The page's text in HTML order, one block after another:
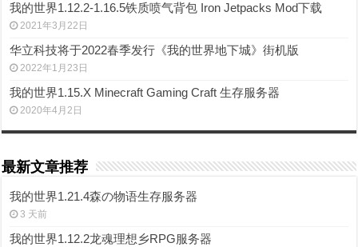
我的世界1.12.2-1.16.5铁质喷气背包 Iron Jetpacks Mod下载
2021年3月22日
华立科技将于2022春季发行《我的世界地下城》街机版
2022年1月23日
我的世界1.15.X Minecraft Gaming Craft 生存服务器
2020年4月2日
最新文章推荐
我的世界1.21.4森の物语生存服务器
3 天前
我的世界1.12.2龙魂理想乡RPG服务器